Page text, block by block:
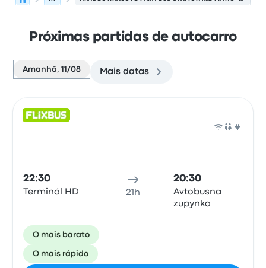
Próximas partidas de autocarro
Amanhã, 11/08 Mais datas
22:30
Terminál HD 21h
20:30
Avtobusna
zupynka
O mais barato
O mais rápido